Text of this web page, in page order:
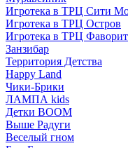
Игротека в ТРЦ Сити
Игротека в ТРЦ Остров
Игротека в ТРЦ Фаворит
Занзибар
Территория Детства
Happy Land
Чики-Брики
ЛАМПА kids
Детки BOOM
Выше Радуги
Веселый гном